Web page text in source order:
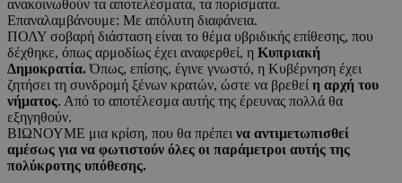
ανακοινωθούν τα αποτελέσματα, τα πορίσματα.
Επαναλαμβάνουμε: Με απόλυτη διαφάνεια.
ΠΟΛΥ σοβαρή διάσταση είναι το θέμα υβριδικής επίθεσης, που
δέχθηκε, όπως αρμοδίως έχει αναφερθεί, η Κυπριακή
Δημοκρατία.Όπως, επίσης, έγινε γνωστό, η Κυβέρνηση έχει
ζητήσει τη συνδρομή ξένων κρατών, ώστε να βρεθεί η αρχή του
νήματος. Από το αποτέλεσμα αυτής της έρευνας πολλά θα
εξηγηθούν.
ΒΙΩΝΟΥΜΕ μια κρίση, που θα πρέπει να αντιμετωπισθεί
αμέσως για να φωτιστούν όλες οι παράμετροι αυτής της
πολύκροτης υπόθεσης.